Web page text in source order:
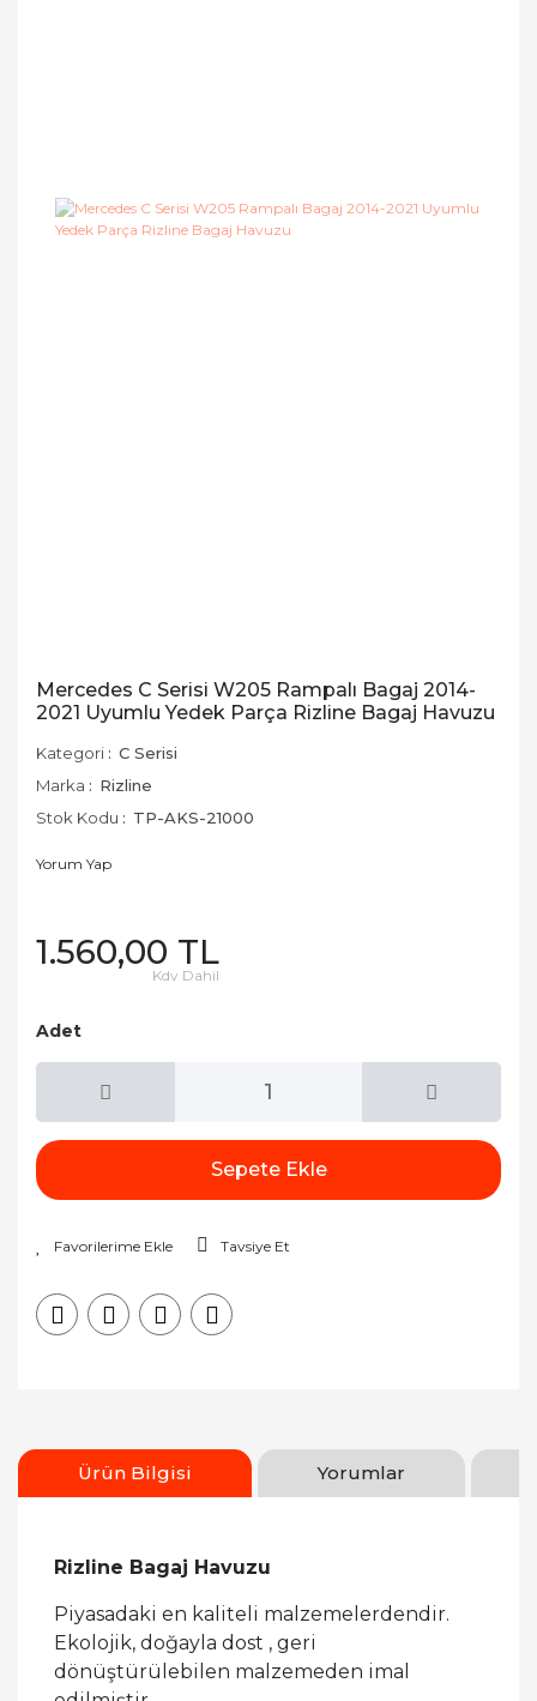
Mercedes C Serisi W205 Rampalı Bagaj 2014-
2021 Uyumlu Yedek Parça Rizline Bagaj Havuzu
Kategori
C Serisi
Marka
Rizline
Stok Kodu
TP-AKS-21000
Yorum Yap
1.560,00 TL
Kdv Dahil
Adet
Sepete Ekle
Tavsiye Et
Ürün Bilgisi Yorumlar
Rizline Bagaj Havuzu
Piyasadaki en kaliteli malzemelerdendir.
Ekolojik, doğayla dost , geri
dönüştürülebilen malzemeden imal